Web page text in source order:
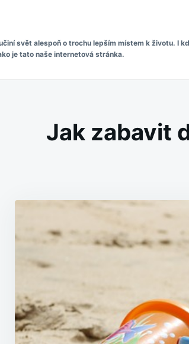
svět alespoň o trochu lepším místem k životu. I
je tato naše internetová stránka.
Jak zabavit